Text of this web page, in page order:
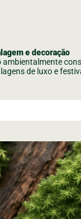
e decoração
ambientalmente
de luxo e